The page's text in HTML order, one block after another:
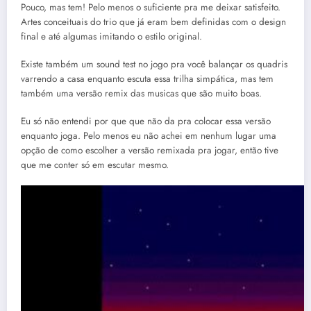
Pouco, mas tem! Pelo menos o suficiente pra me deixar satisfeito.
Artes conceituais do trio que já eram bem definidas com o design
final e até algumas imitando o estilo original.
Existe também um sound test no jogo pra você balançar os quadris
varrendo a casa enquanto escuta essa trilha simpática, mas tem
também uma versão remix das musicas que são muito boas.
Eu só não entendi por que que não da pra colocar essa versão
enquanto joga. Pelo menos eu não achei em nenhum lugar uma
opção de como escolher a versão remixada pra jogar, então tive
que me conter só em escutar mesmo.